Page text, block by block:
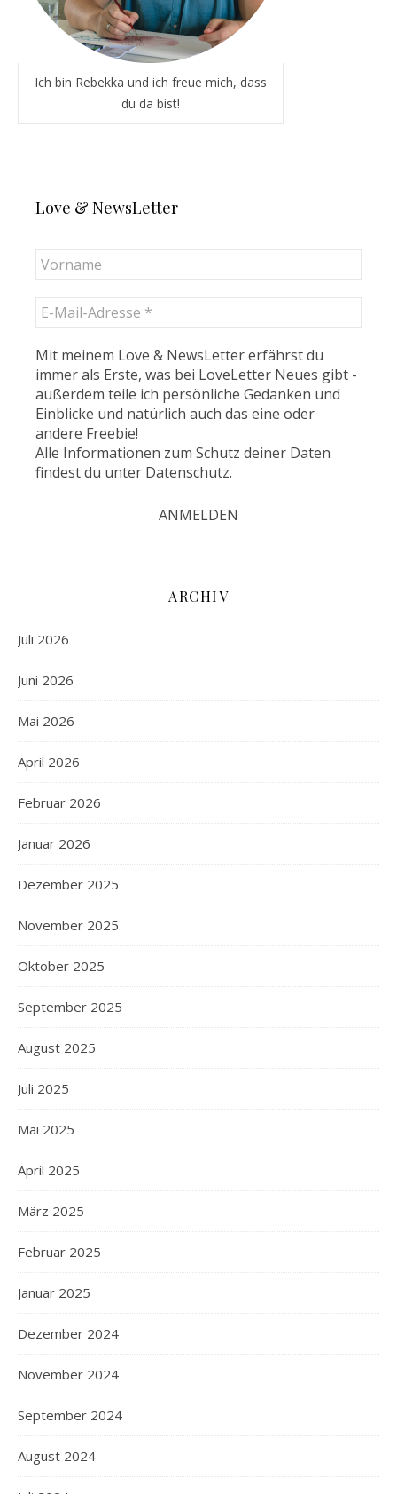
Ich bin Rebekka und ich freue mich, dass
du da bist!
Love & NewsLetter
Mit meinem Love & NewsLetter erfährst du
immer als Erste, was bei LoveLetter Neues gibt -
außerdem teile ich persönliche Gedanken und
Einblicke und natürlich auch das eine oder
andere Freebie!
Alle Informationen zum Schutz deiner Daten
findest du unter Datenschutz.
ARCHIV
Juli 2026
Juni 2026
Mai 2026
April 2026
Februar 2026
Januar 2026
Dezember 2025
November 2025
Oktober 2025
September 2025
August 2025
Juli 2025
Mai 2025
April 2025
März 2025
Februar 2025
Januar 2025
Dezember 2024
November 2024
September 2024
August 2024